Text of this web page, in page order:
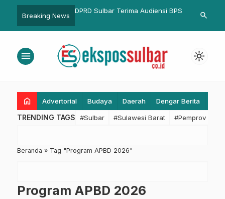
Breaking News
Lebih Bijak Gunakan
DPRD Sulbar Terima Audiensi BPS
Beli Mobil
Motor
search
menu light_mode
home Advertorial Budaya Daerah Dengar Berita
TRENDING TAGS #Sulbar #Sulawesi Barat #Pemprov
Beranda » Tag "Program APBD 2026"
Program APBD 2026